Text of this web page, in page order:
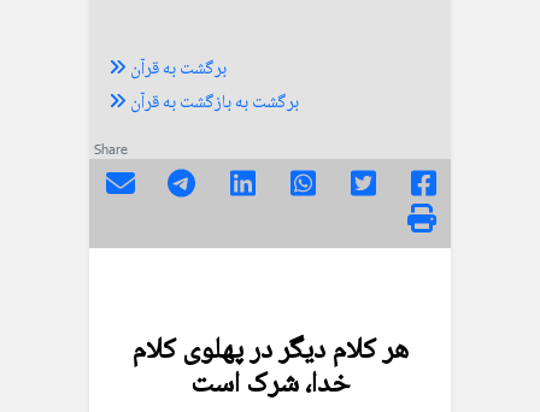
برگشت به قرآن
برگشت به بازگشت به قرآن
Share
هر کلام دیگر در پهلوی کلام
خدا، شرک است